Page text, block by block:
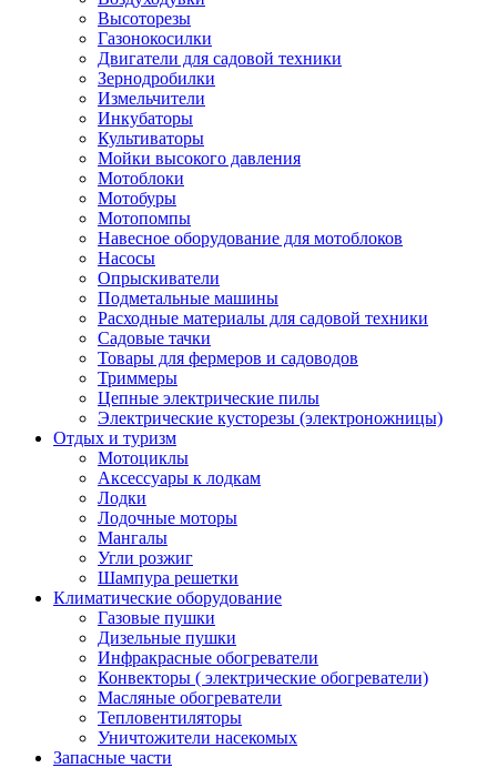
Высоторезы
Газонокосилки
Двигатели для садовой техники
Зернодробилки
Измельчители
Инкубаторы
Культиваторы
Мойки высокого давления
Мотоблоки
Мотобуры
Мотопомпы
Навесное оборудование для мотоблоков
Насосы
Опрыскиватели
Подметальные машины
Расходные материалы для садовой техники
Садовые тачки
Товары для фермеров и садоводов
Триммеры
Цепные электрические пилы
Электрические кусторезы (электроножницы)
Отдых и туризм
Мотоциклы
Аксессуары к лодкам
Лодки
Лодочные моторы
Мангалы
Угли розжиг
Шампура решетки
Климатические оборудование
Газовые пушки
Дизельные пушки
Инфракрасные обогреватели
Конвекторы ( электрические обогреватели)
Масляные обогреватели
Тепловентиляторы
Уничтожители насекомых
Запасные части